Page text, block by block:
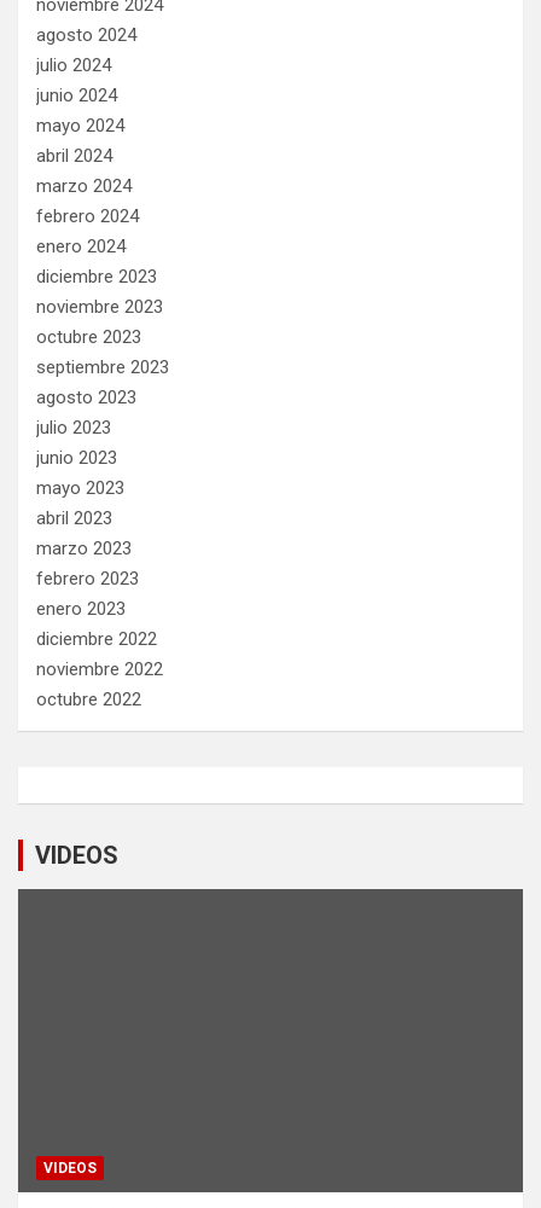
noviembre 2024
agosto 2024
julio 2024
junio 2024
mayo 2024
abril 2024
marzo 2024
febrero 2024
enero 2024
diciembre 2023
noviembre 2023
octubre 2023
septiembre 2023
agosto 2023
julio 2023
junio 2023
mayo 2023
abril 2023
marzo 2023
febrero 2023
enero 2023
diciembre 2022
noviembre 2022
octubre 2022
VIDEOS
VIDEOS